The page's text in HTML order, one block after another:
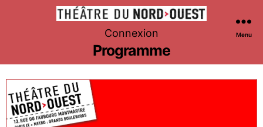
Théâtre
du
Nord-
Ouest
Connexion Menu
Programme